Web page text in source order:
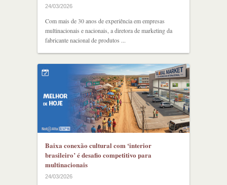
24/03/2026
Com mais de 30 anos de experiência em empresas
multinacionais e nacionais, a diretora de marketing da
fabricante nacional de produtos ...
Baixa conexão cultural com ‘interior
brasileiro’ é desafio competitivo para
multinacionais
24/03/2026